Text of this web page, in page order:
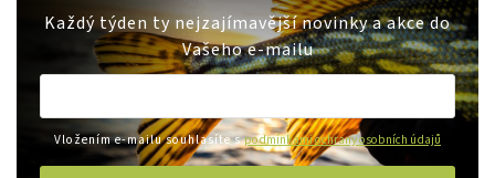
Každý týden ty nejzajímavější novinky a akce do
Vašeho e-mailu
Vložením e-mailu souhlasíte spodmínkami ochrany osobních údajů